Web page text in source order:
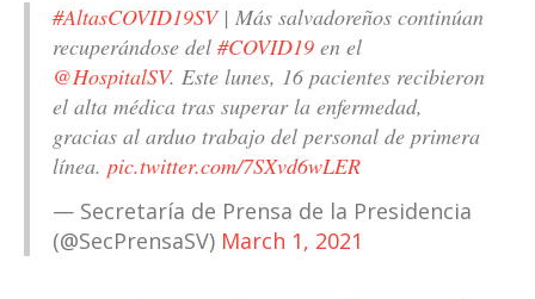
#AltasCOVID19SV| Más salvadoreños continúan
recuperándose del #COVID19 en el
@HospitalSV. Este lunes, 16 pacientes recibieron
el alta médica tras superar la enfermedad,
gracias al arduo trabajo del personal de primera
línea. pic.twitter.com/7SXvd6wLER
— Secretaría de Prensa de la Presidencia
(@SecPrensaSV) March 1, 2021